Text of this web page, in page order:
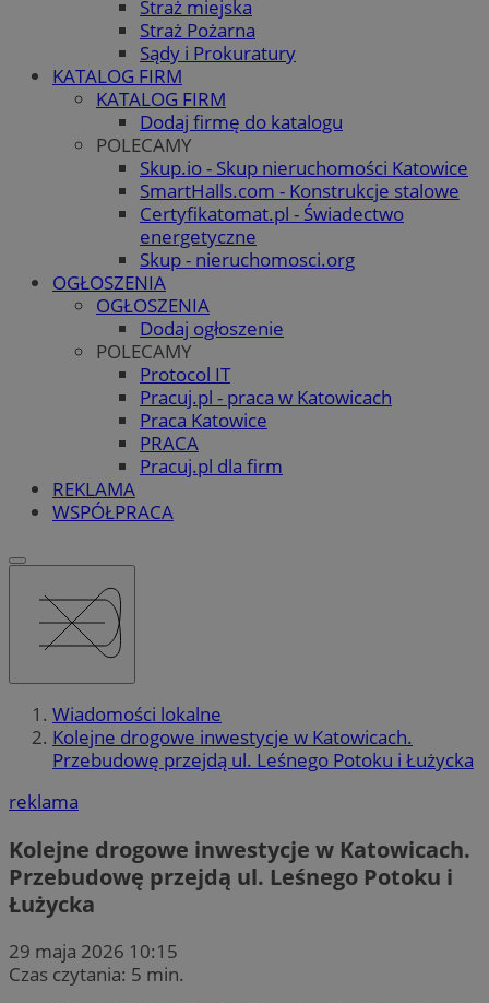
Straż miejska
Straż Pożarna
Sądy i Prokuratury
KATALOG FIRM
KATALOG FIRM
Dodaj firmę do katalogu
POLECAMY
Skup.io - Skup nieruchomości Katowice
SmartHalls.com - Konstrukcje stalowe
Certyfikatomat.pl - Świadectwo
energetyczne
Skup - nieruchomosci.org
OGŁOSZENIA
OGŁOSZENIA
Dodaj ogłoszenie
POLECAMY
Protocol IT
Pracuj.pl - praca w Katowicach
Praca Katowice
PRACA
Pracuj.pl dla firm
REKLAMA
WSPÓŁPRACA
Wiadomości lokalne
Kolejne drogowe inwestycje w Katowicach.
Przebudowę przejdą ul. Leśnego Potoku i Łużycka
reklama
Kolejne drogowe inwestycje w Katowicach.
Przebudowę przejdą ul. Leśnego Potoku i
Łużycka
29 maja 2026 10:15
Czas czytania: 5 min.